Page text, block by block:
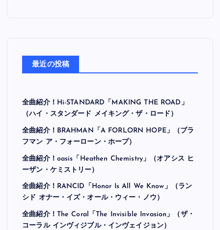
最近の投稿
全曲紹介！Hi-STANDARD「MAKING THE ROAD」
（ハイ・スタンダード メイキング・ザ・ロード）
全曲紹介！BRAHMAN「A FORLORN HOPE」（ブラ
フマン ア・フォーローン・ホープ）
全曲紹介！oasis「Heathen Chemistry」（オアシス ヒ
ーザン・ケミストリー）
全曲紹介！RANCID「Honor Is All We Know」（ラン
シド オナー・イズ・オール・ウィー・ノウ）
全曲紹介！The Coral「The Invisible Invasion」（ザ・
コーラル インヴィジブル・インヴェイジョン）